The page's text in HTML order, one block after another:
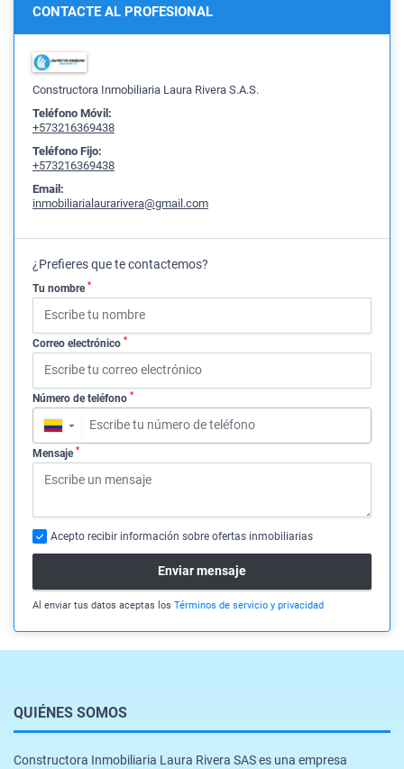
CONTACTE AL PROFESIONAL
Constructora Inmobiliaria Laura Rivera S.A.S.
Teléfono Móvil:
+573216369438
Teléfono Fijo:
+573216369438
Email:
inmobiliarialaurarivera@gmail.com
¿Prefieres que te contactemos?
Tu nombre *
Correo electrónico *
Número de teléfono *
▼
Mensaje *
Acepto recibir información sobre ofertas inmobiliarias
Enviar mensaje
Al enviar tus datos aceptas los Términos de servicio y privacidad
QUIÉNES SOMOS
Constructora Inmobiliaria Laura Rivera SAS es una empresa